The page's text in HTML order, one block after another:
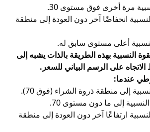
مرة أخرى فوق مستوى 30.
انخفاضًا آخر دون العودة إلى منطقة
أعلى مستوى سابق له.
النسبية بهذه الطريقة بالذات يشبه إلى
على الرسم البياني للسعر.
عندما:
إلى منطقة ذروة الشراء (فوق 70).
إلى ما دون مستوى 70.
ارتفاعًا آخر دون العودة إلى منطقة